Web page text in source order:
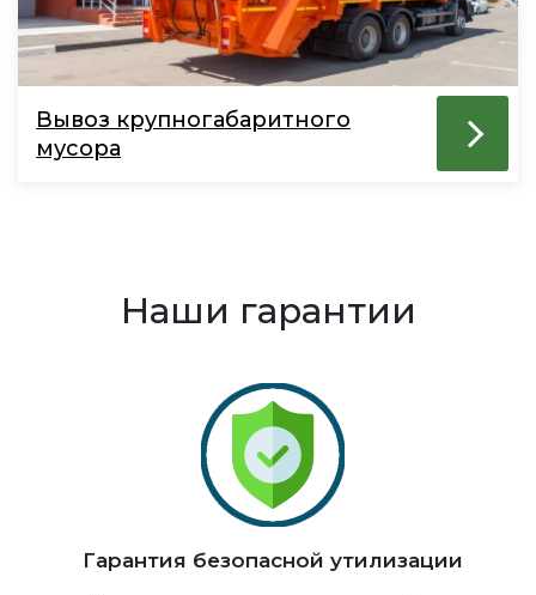
Вывоз крупногабаритного
мусора
Наши гарантии
Гарантия безопасной утилизации